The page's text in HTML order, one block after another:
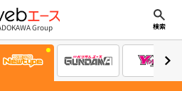
エース
Group 検索